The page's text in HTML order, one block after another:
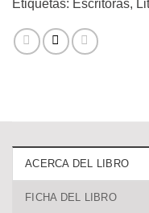
Etiquetas: Escritoras,
ACERCA DEL LIBRO
FICHA DEL LIBRO